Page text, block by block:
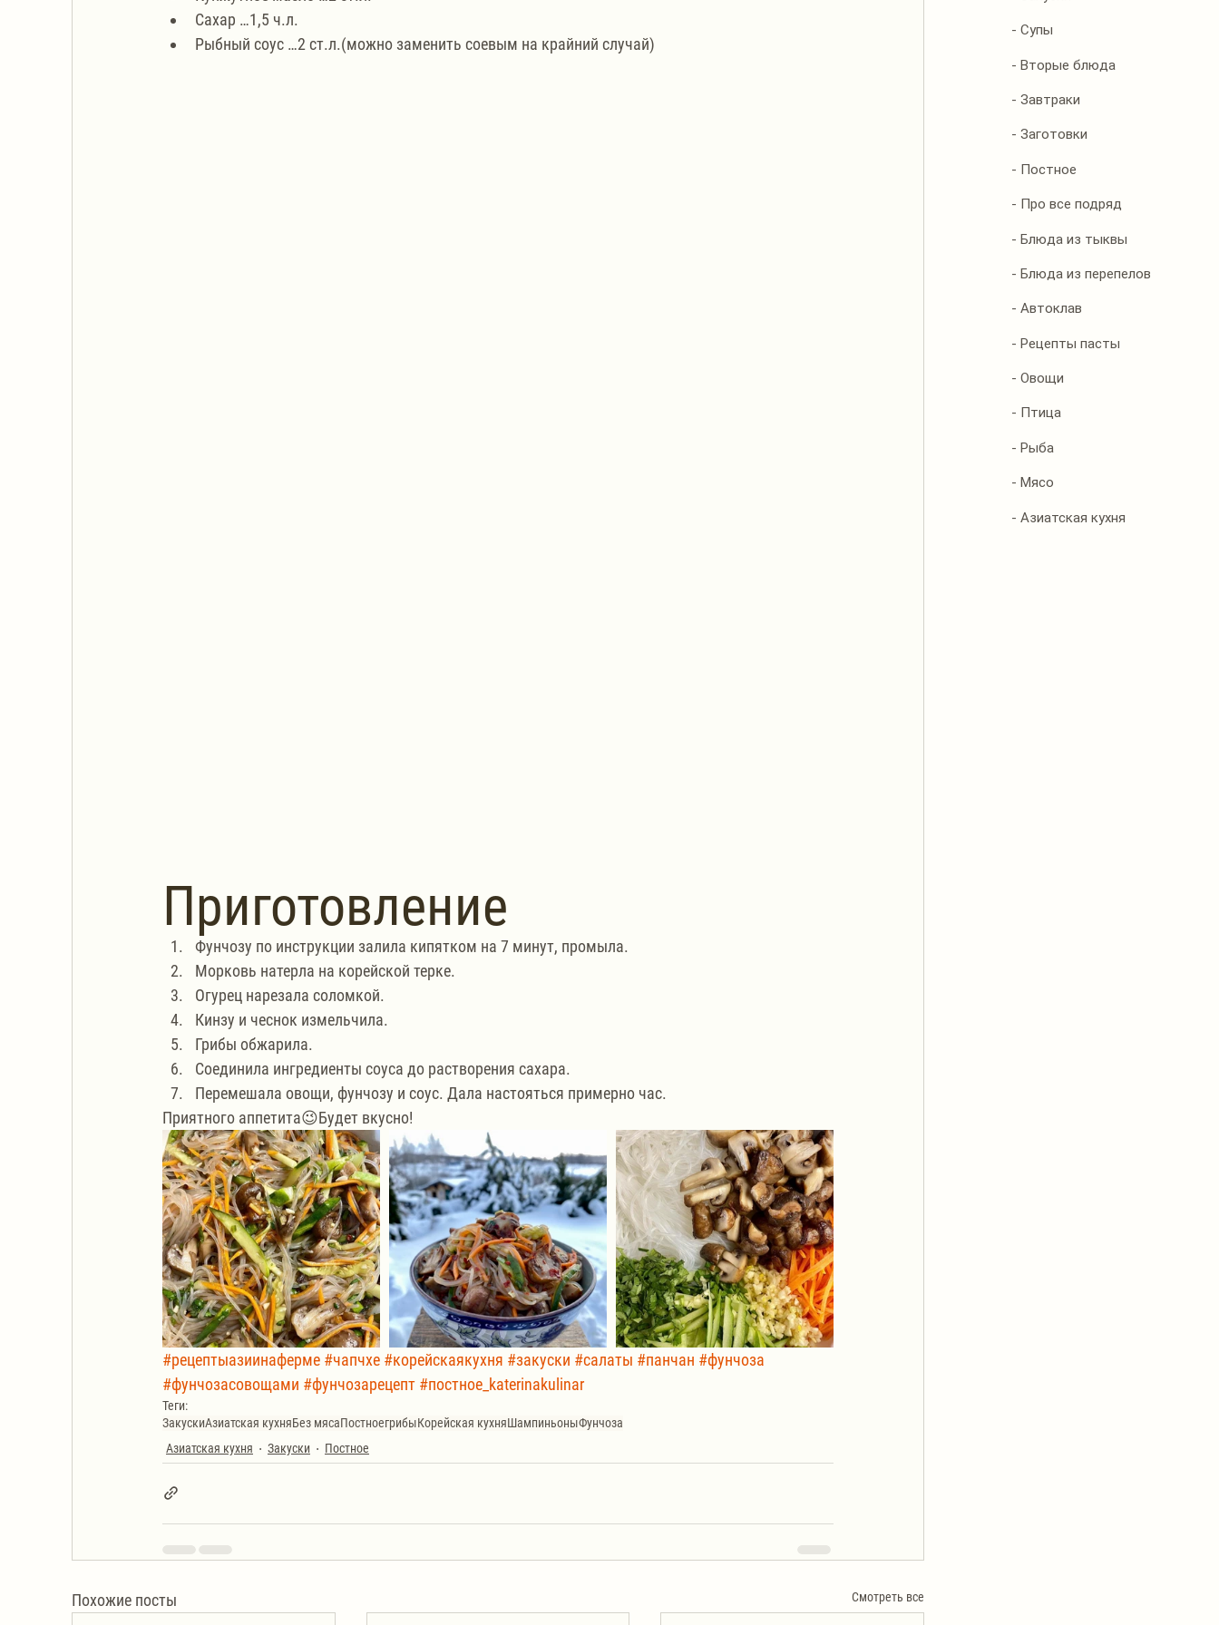
Сахар …1,5 ч.л.
Рыбный соус …2 ст.л.(можно заменить соевым на крайний случай)
Приготовление
Фунчозу по инструкции залила кипятком на 7 минут, промыла.
Морковь натерла на корейской терке.
Огурец нарезала соломкой.
Кинзу и чеснок измельчила.
Грибы обжарила.
Соединила ингредиенты соуса до растворения сахара.
Перемешала овощи, фунчозу и соус. Дала настояться примерно час.
Приятного аппетита😉Будет вкусно!
#рецептыазиинаферме #чапчхе #корейскаякухня #закуски #салаты #панчан #фунчоза
#фунчозасовощами #фунчозарецепт #постное_katerinakulinar
Теги:
ЗакускиАзиатская кухняБез мясаПостноегрибыКорейская кухняШампиньоныФунчоза
Азиатская кухня
Закуски Постное
Похожие посты Смотреть все
- Супы
- Вторые блюда
- Завтраки
- Заготовки
- Постное
- Про все подряд
- Блюда из тыквы
- Блюда из перепелов
- Автоклав
- Рецепты пасты
- Овощи
- Птица
- Рыба
- Мясо
- Азиатская кухня